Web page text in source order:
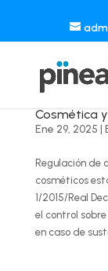
Cosmética
Ene 29, 2025 |
Regulación de
cosméticos
1/2015/Real
el control
en caso de